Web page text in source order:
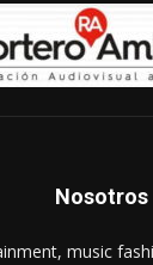
Nosotros
music